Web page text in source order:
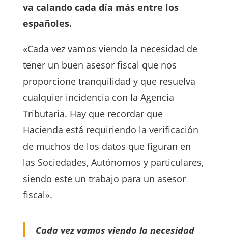
va calando cada día más entre los
españoles.
«Cada vez vamos viendo la necesidad de
tener un buen asesor fiscal que nos
proporcione tranquilidad y que resuelva
cualquier incidencia con la Agencia
Tributaria. Hay que recordar que
Hacienda está requiriendo la verificación
de muchos de los datos que figuran en
las Sociedades, Autónomos y particulares,
siendo este un trabajo para un asesor
fiscal».
Cada vez vamos viendo la necesidad